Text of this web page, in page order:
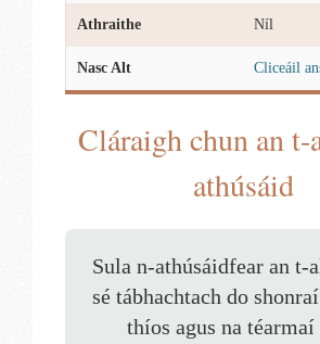
Athraithe Níl
Nasc Alt Cliceáil
Cláraigh chun an t-
athúsáid
Sula n-athúsáidfear an t-
sé tábhachtach do
thíos agus na téarmaí